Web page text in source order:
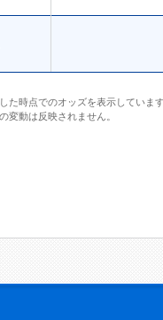
た時点でのオッズを表示していま
変動は反映されません。